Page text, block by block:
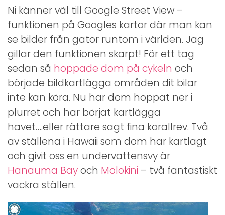
Under
Vatten
Ni känner väl till Google Street View –
funktionen på Googles kartor där man kan
se bilder från gator runtom i världen. Jag
gillar den funktionen skarpt! För ett tag
sedan så hoppade dom på cykeln och
började bildkartlägga områden dit bilar
inte kan köra. Nu har dom hoppat ner i
plurret och har börjat kartlägga
havet….eller rättare sagt fina korallrev. Två
av ställena i Hawaii som dom har kartlagt
och givit oss en undervattensvy är
Hanauma Bayoch Molokini – två fantastiskt
vackra ställen.